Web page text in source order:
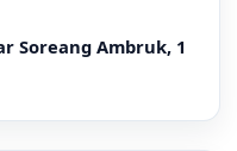
Soreang Ambruk, 1